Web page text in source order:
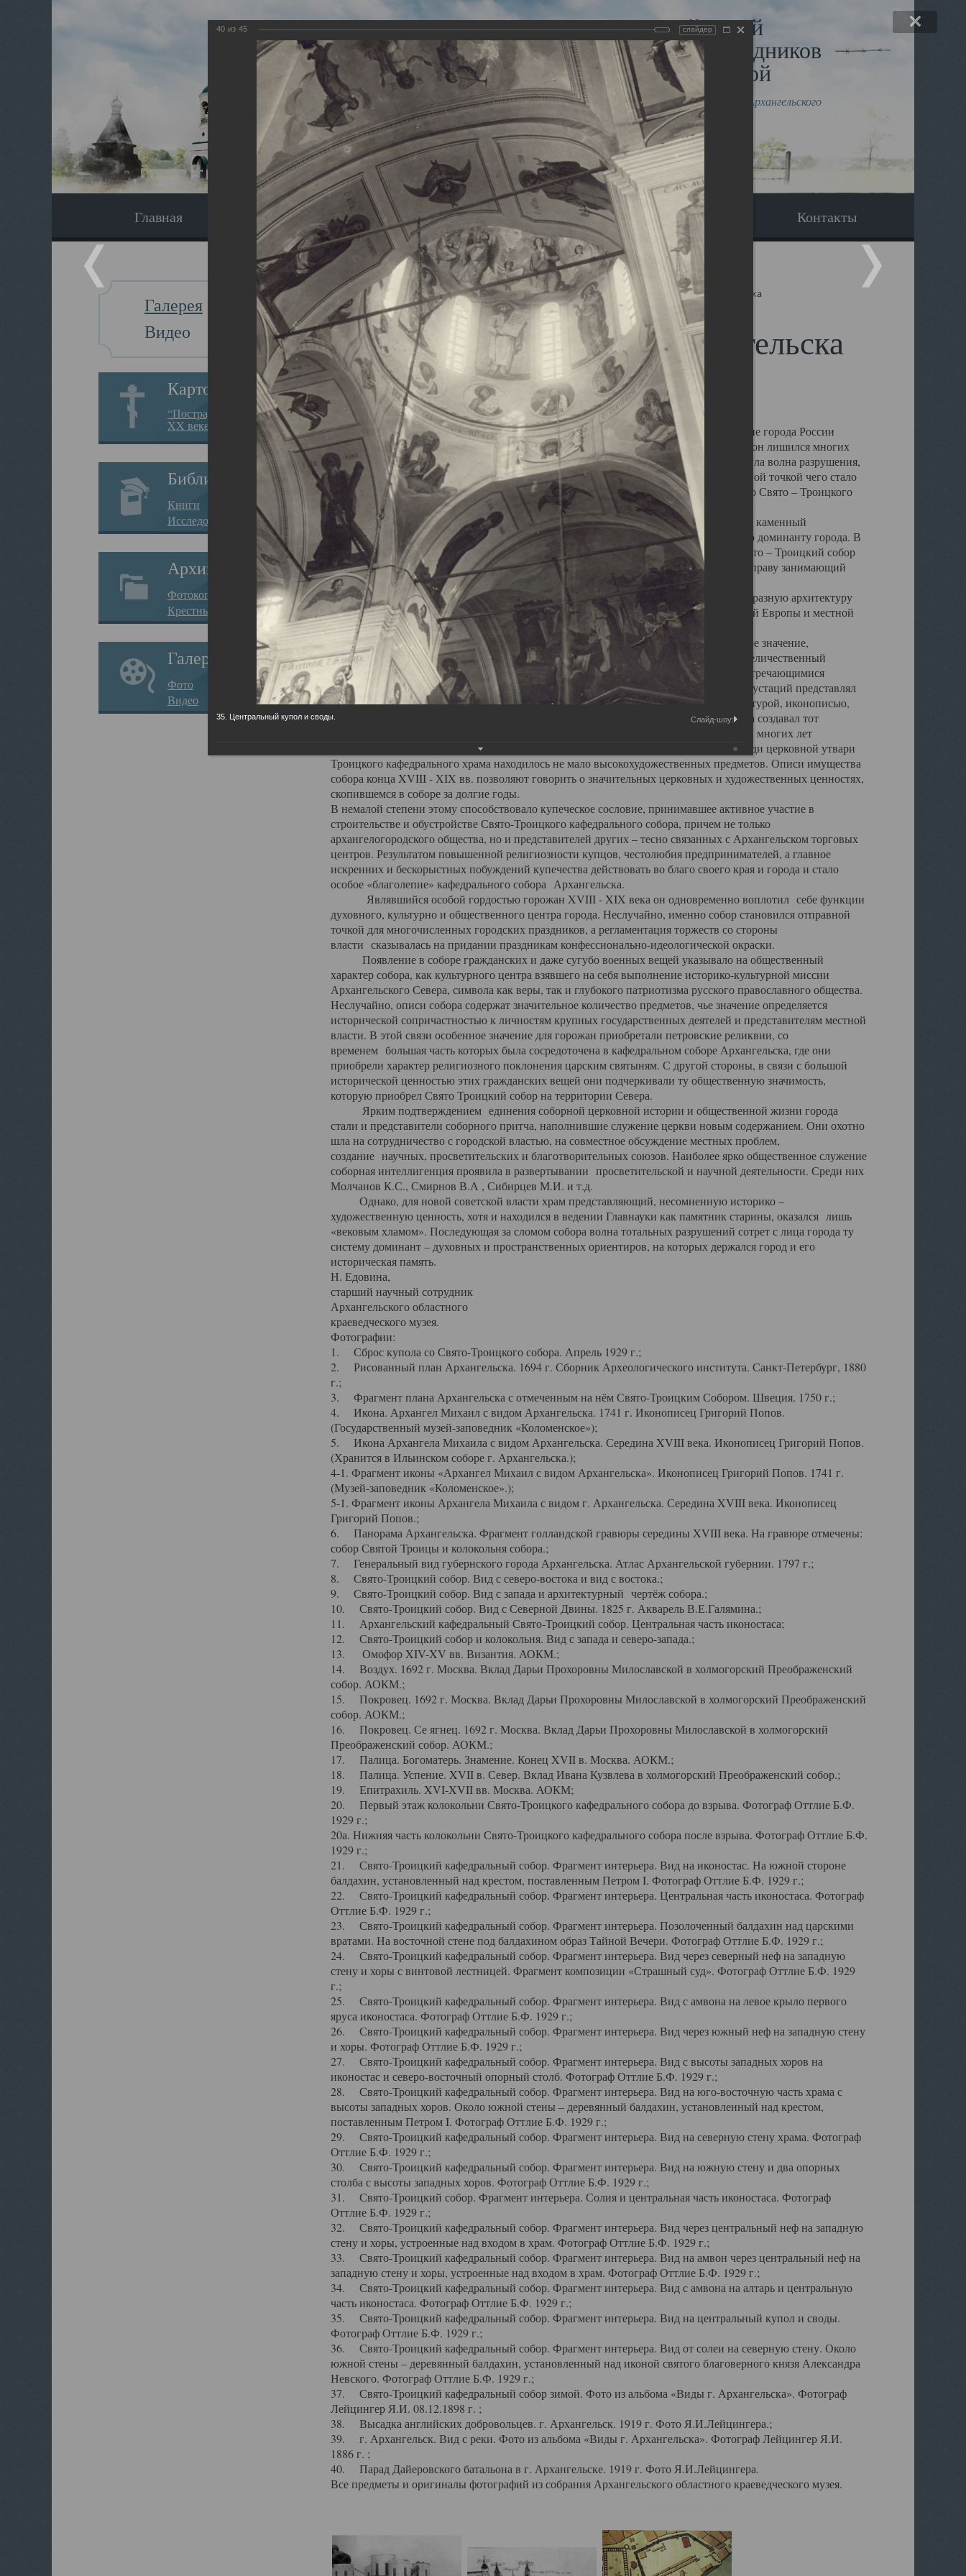
Виртуальный музей
Новомучеников и исповедников
Земли Архангельской
Сайт создан по благословлению митрополита Архангельского
и Холмогорского Даниила
Главная Экскурсия Наследники Галерея Вопрос-ответ Контакты
Галерея
Видео
Картотека
“Пострадавшие за веру в
XX веке на Севере”
Библиотека
Книги
Исследования
Архив
Фотокопии дел
Крестные ходы
Галерея
Фото
Видео
Главная Галерея Храмы-мученики Архангельска Свято-Троицкий собор Архангельска
Свято-Троицкий собор Архангельска
Свято-Троицкий собор Архангельска
23.12.2015
Сегодня мы можем говорить, что Архангельск в большей мере, чем другие губернские города России
пострадал от целенаправленных систематических разрушений, в результате которых он лишился многих
выдающихся памятников архитектуры. Больше всего по старому Архангельску ударила волна разрушения,
вызванная борьбой с религией, набравшая особую силу в конце 20 –х годов. Отправной точкой чего стало
разрушение православного центра архангельской губернии - ансамбля кафедрального Свято – Троицкого
собора Архангельска.
Возникнув в начале XVIII века в центре Архангельска, величественный каменный
двухэтажный Троицкий собор, сразу превратился в зрительную и градостроительную доминанту города. В
XVIII веке по масштабам ему не было равных на Севере. Вплоть до разрушения Свято – Троицкий собор
оставался самым высоким и значительным из городских строений Архангельска, по праву занимающий
второе место, после гостиных дворов, в градостроительной картине Архангельска.
Один из самых больших и светлых соборов России воплотил в себе яркую и своеобразную архитектуру
портового города с отраженными в ней архитектурными течениями России, Западной Европы и местной
архангелогородской школы церковного зодчества.
Масштабность, благолепие и богатство собора, вполне оправдывали его кафедральное значение,
заслуженно выделяя из многочисленных культовых построек города. Обширный и величественный
иконостас украшенный колоннами ионического стиля, с единственными нигде не встречающимися
царскими вратами, изящным фронтоном и множеством резных, символических инкрустаций представлял
собой поистине художественную ценность. В совокупности же с живописью, скульптурой, иконописью,
шитьем, многочисленными предметами церковной утвари интерьер Троицкого храма создавал тот
неповторимый красочный ансамбль декоративного убранства собора, на протяжении многих лет
поражающий воображение своих посетителей. В соборной ризнице, библиотеке, среди церковной утвари
Троицкого кафедрального храма находилось не мало высокохудожественных предметов. Описи имущества
собора конца XVIII - XIX вв. позволяют говорить о значительных церковных и художественных ценностях,
скопившемся в соборе за долгие годы.
В немалой степени этому способствовало купеческое сословие, принимавшее активное участие в
строительстве и обустройстве Свято-Троицкого кафедрального собора, причем не только
архангелогородского общества, но и представителей других – тесно связанных с Архангельском торговых
центров. Результатом повышенной религиозности купцов, честолюбия предпринимателей, а главное
искренних и бескорыстных побуждений купечества действовать во благо своего края и города и стало
особое «благолепие» кафедрального собора Архангельска.
Являвшийся особой гордостью горожан XVIII - XIX века он одновременно воплотил себе функции
духовного, культурно и общественного центра города. Неслучайно, именно собор становился отправной
точкой для многочисленных городских праздников, а регламентация торжеств со стороны
власти сказывалась на придании праздникам конфессионально-идеологической окраски.
Появление в соборе гражданских и даже сугубо военных вещей указывало на общественный
характер собора, как культурного центра взявшего на себя выполнение историко-культурной миссии
Архангельского Севера, символа как веры, так и глубокого патриотизма русского православного общества.
Неслучайно, описи собора содержат значительное количество предметов, чье значение определяется
исторической сопричастностью к личностям крупных государственных деятелей и представителям местной
власти. В этой связи особенное значение для горожан приобретали петровские реликвии, со
временем большая часть которых была сосредоточена в кафедральном соборе Архангельска, где они
приобрели характер религиозного поклонения царским святыням. С другой стороны, в связи с большой
исторической ценностью этих гражданских вещей они подчеркивали ту общественную значимость,
которую приобрел Свято Троицкий собор на территории Севера.
Ярким подтверждением единения соборной церковной истории и общественной жизни города
стали и представители соборного притча, наполнившие служение церкви новым содержанием. Они охотно
шла на сотрудничество с городской властью, на совместное обсуждение местных проблем,
создание научных, просветительских и благотворительных союзов. Наиболее ярко общественное служение
соборная интеллигенция проявила в развертывании просветительской и научной деятельности. Среди них
Молчанов К.С., Смирнов В.А , Сибирцев М.И. и т.д.
Однако, для новой советской власти храм представляющий, несомненную историко –
художественную ценность, хотя и находился в ведении Главнауки как памятник старины, оказался лишь
«вековым хламом». Последующая за сломом собора волна тотальных разрушений сотрет с лица города ту
систему доминант – духовных и пространственных ориентиров, на которых держался город и его
историческая память.
Н. Едовина,
старший научный сотрудник
Архангельского областного
краеведческого музея.
Фотографии:
1. Сброс купола со Свято-Троицкого собора. Апрель 1929 г.;
2. Рисованный план Архангельска. 1694 г. Сборник Археологического института. Санкт-Петербург, 1880
г.;
3. Фрагмент плана Архангельска с отмеченным на нём Свято-Троицким Собором. Швеция. 1750 г.;
4. Икона. Архангел Михаил с видом Архангельска. 1741 г. Иконописец Григорий Попов.
(Государственный музей-заповедник «Коломенское»);
5. Икона Архангела Михаила с видом Архангельска. Середина XVIII века. Иконописец Григорий Попов.
(Хранится в Ильинском соборе г. Архангельска.);
4-1. Фрагмент иконы «Архангел Михаил с видом Архангельска». Иконописец Григорий Попов. 1741 г.
(Музей-заповедник «Коломенское».);
5-1. Фрагмент иконы Архангела Михаила с видом г. Архангельска. Середина XVIII века. Иконописец
Григорий Попов.;
6. Панорама Архангельска. Фрагмент голландской гравюры середины XVIII века. На гравюре отмечены:
собор Святой Троицы и колокольня собора.;
7. Генеральный вид губернского города Архангельска. Атлас Архангельской губернии. 1797 г.;
8. Свято-Троицкий собор. Вид с северо-востока и вид с востока.;
9. Свято-Троицкий собор. Вид с запада и архитектурный чертёж собора.;
10. Свято-Троицкий собор. Вид с Северной Двины. 1825 г. Акварель В.Е.Галямина.;
11. Архангельский кафедральный Свято-Троицкий собор. Центральная часть иконостаса;
12. Свято-Троицкий собор и колокольня. Вид с запада и северо-запада.;
13. Омофор XIV-XV вв. Византия. АОКМ.;
14. Воздух. 1692 г. Москва. Вклад Дарьи Прохоровны Милославской в холмогорский Преображенский
собор. АОКМ.;
15. Покровец. 1692 г. Москва. Вклад Дарьи Прохоровны Милославской в холмогорский Преображенский
собор. АОКМ.;
16. Покровец. Се ягнец. 1692 г. Москва. Вклад Дарьи Прохоровны Милославской в холмогорский
Преображенский собор. АОКМ.;
17. Палица. Богоматерь. Знамение. Конец XVII в. Москва. АОКМ.;
18. Палица. Успение. XVII в. Север. Вклад Ивана Кузвлева в холмогорский Преображенский собор.;
19. Епитрахиль. XVI-XVII вв. Москва. АОКМ;
20. Первый этаж колокольни Свято-Троицкого кафедрального собора до взрыва. Фотограф Оттлие Б.Ф.
1929 г.;
20а. Нижняя часть колокольни Свято-Троицкого кафедрального собора после взрыва. Фотограф Оттлие Б.Ф.
1929 г.;
21. Свято-Троицкий кафедральный собор. Фрагмент интерьера. Вид на иконостас. На южной стороне
балдахин, установленный над крестом, поставленным Петром I. Фотограф Оттлие Б.Ф. 1929 г.;
22. Свято-Троицкий кафедральный собор. Фрагмент интерьера. Центральная часть иконостаса. Фотограф
Оттлие Б.Ф. 1929 г.;
23. Свято-Троицкий кафедральный собор. Фрагмент интерьера. Позолоченный балдахин над царскими
вратами. На восточной стене под балдахином образ Тайной Вечери. Фотограф Оттлие Б.Ф. 1929 г.;
24. Свято-Троицкий кафедральный собор. Фрагмент интерьера. Вид через северный неф на западную
стену и хоры с винтовой лестницей. Фрагмент композиции «Страшный суд». Фотограф Оттлие Б.Ф. 1929
г.;
25. Свято-Троицкий кафедральный собор. Фрагмент интерьера. Вид с амвона на левое крыло первого
яруса иконостаса. Фотограф Оттлие Б.Ф. 1929 г.;
26. Свято-Троицкий кафедральный собор. Фрагмент интерьера. Вид через южный неф на западную стену
и хоры. Фотограф Оттлие Б.Ф. 1929 г.;
27. Свято-Троицкий кафедральный собор. Фрагмент интерьера. Вид с высоты западных хоров на
иконостас и северо-восточный опорный столб. Фотограф Оттлие Б.Ф. 1929 г.;
28. Свято-Троицкий кафедральный собор. Фрагмент интерьера. Вид на юго-восточную часть храма с
высоты западных хоров. Около южной стены – деревянный балдахин, установленный над крестом,
поставленным Петром I. Фотограф Оттлие Б.Ф. 1929 г.;
29. Свято-Троицкий кафедральный собор. Фрагмент интерьера. Вид на северную стену храма. Фотограф
Оттлие Б.Ф. 1929 г.;
30. Свято-Троицкий кафедральный собор. Фрагмент интерьера. Вид на южную стену и два опорных
столба с высоты западных хоров. Фотограф Оттлие Б.Ф. 1929 г.;
31. Свято-Троицкий собор. Фрагмент интерьера. Солия и центральная часть иконостаса. Фотограф
Оттлие Б.Ф. 1929 г.;
32. Свято-Троицкий кафедральный собор. Фрагмент интерьера. Вид через центральный неф на западную
стену и хоры, устроенные над входом в храм. Фотограф Оттлие Б.Ф. 1929 г.;
33. Свято-Троицкий кафедральный собор. Фрагмент интерьера. Вид на амвон через центральный неф на
западную стену и хоры, устроенные над входом в храм. Фотограф Оттлие Б.Ф. 1929 г.;
34. Свято-Троицкий кафедральный собор. Фрагмент интерьера. Вид с амвона на алтарь и центральную
часть иконостаса. Фотограф Оттлие Б.Ф. 1929 г.;
35. Свято-Троицкий кафедральный собор. Фрагмент интерьера. Вид на центральный купол и своды.
Фотограф Оттлие Б.Ф. 1929 г.;
36. Свято-Троицкий кафедральный собор. Фрагмент интерьера. Вид от солеи на северную стену. Около
южной стены – деревянный балдахин, установленный над иконой святого благоверного князя Александра
Невского. Фотограф Оттлие Б.Ф. 1929 г.;
37. Свято-Троицкий кафедральный собор зимой. Фото из альбома «Виды г. Архангельска». Фотограф
Лейцингер Я.И. 08.12.1898 г. ;
38. Высадка английских добровольцев. г. Архангельск. 1919 г. Фото Я.И.Лейцингера.;
39. г. Архангельск. Вид с реки. Фото из альбома «Виды г. Архангельска». Фотограф Лейцингер Я.И.
1886 г. ;
40. Парад Дайеровского батальона в г. Архангельске. 1919 г. Фото Я.И.Лейцингера.
Все предметы и оригиналы фотографий из собрания Архангельского областного краеведческого музея.
40 из 45 слайдер
35. Центральный купол и своды. Слайд-шоу: